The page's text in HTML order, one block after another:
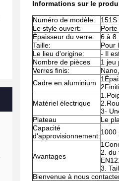
Informations sur le
Numéro de modèle:
151S
Le style ouvert:
Épaisseur du verre:
6 à 8
Taille:
Pour
Le lieu d'origine:
- Il
Nombre de pièces
1 jeu
Verres finis:
Cadre en aluminium
Matériel électrique
3-
Plateau
Le
Capacité
d'approvisionnement:1000
Avantages
2. du
3.
Bienvenue à nous